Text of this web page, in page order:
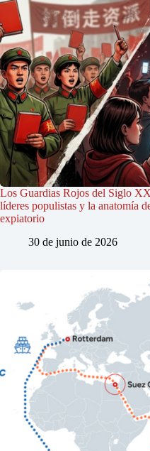
Los Guardias Rojos del Siglo
líderes populistas y la anatomía
expiatorio
30 de junio de 2026